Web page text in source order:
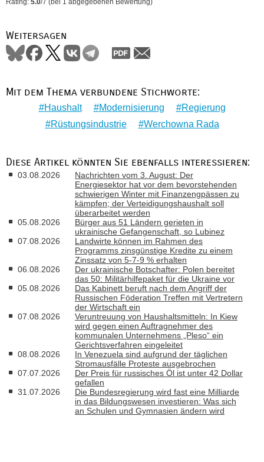
Rating: 5.0/7 (bei 1 abgegebenen Bewertung)
Weitersagen
Mit dem Thema verbundene Stichworte:
Haushalt Modernisierung
Regierung
Rüstungsindustrie
Werchowna Rada
Diese Artikel könnten Sie ebenfalls interessieren:
03.08.2026
Nachrichten vom 3. August: Der
Energiesektor hat vor dem bevorstehenden
schwierigen Winter mit Finanzengpässen zu
kämpfen; der Verteidigungshaushalt soll
überarbeitet werden
05.08.2026
Bürger aus 51 Ländern gerieten in
ukrainische Gefangenschaft, so Lubinez
07.08.2026
Landwirte können im Rahmen des
Programms zinsgünstige Kredite zu einem
Zinssatz von 5-7-9 % erhalten
06.08.2026
Der ukrainische Botschafter: Polen bereitet
das 50: Militärhilfepaket für die Ukraine vor
05.08.2026
Das Kabinett beruft nach dem Angriff der
Russischen Föderation Treffen mit Vertretern
der Wirtschaft ein
07.08.2026
Veruntreuung von Haushaltsmitteln: In Kiew
wird gegen einen Auftragnehmer des
kommunalen Unternehmens „Pleso“ ein
Gerichtsverfahren eingeleitet
08.08.2026
In Venezuela sind aufgrund der täglichen
Stromausfälle Proteste ausgebrochen
07.07.2026
Der Preis für russisches Öl ist unter 42 Dollar
gefallen
31.07.2026
Die Bundesregierung wird fast eine Milliarde
in das Bildungswesen investieren: Was sich
an Schulen und Gymnasien ändern wird